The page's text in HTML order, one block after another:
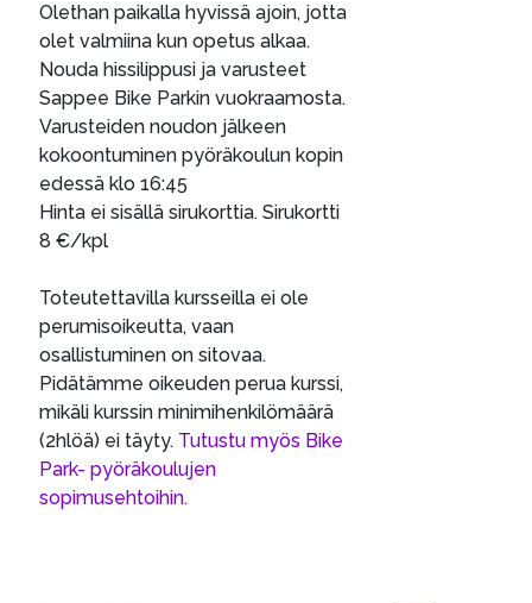
Olethan paikalla hyvissä ajoin, jotta
olet valmiina kun opetus alkaa.
Nouda hissilippusi ja varusteet
Sappee Bike Parkin vuokraamosta.
Varusteiden noudon jälkeen
kokoontuminen pyöräkoulun kopin
edessä klo 16:45
Hinta ei sisällä sirukorttia. Sirukortti
8 €/kpl
Toteutettavilla kursseilla ei ole
perumisoikeutta, vaan
osallistuminen on sitovaa.
Pidätämme oikeuden perua kurssi,
mikäli kurssin minimihenkilömäärä
(2hlöä) ei täyty. Tutustu myös Bike
Park- pyöräkoulujen
sopimusehtoihin.